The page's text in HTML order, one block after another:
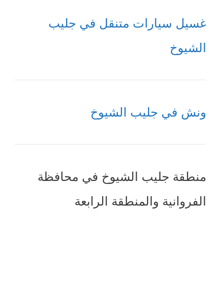
غسيل سيارات متنقل في جليب
الشيوخ
ونش في جليب الشيوخ
منطقة جليب الشيوخ في محافظة
الفروانية والمنطقة الرابعة